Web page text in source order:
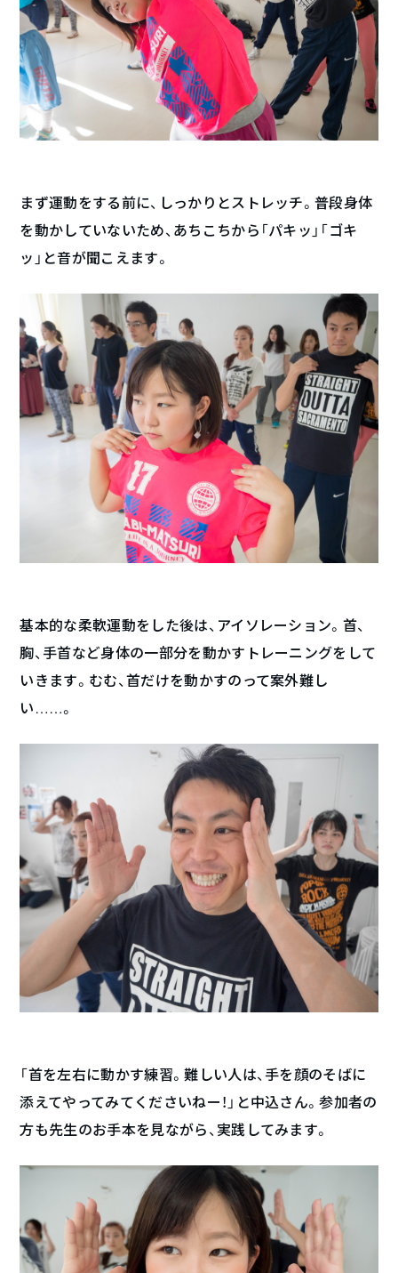
まず運動をする前に、しっかりとストレッチ。普段身体
を動かしていないため、あちこちから「パキッ」「ゴキ
ッ」と音が聞こえます。
基本的な柔軟運動をした後は、アイソレーション。首、
胸、手首など身体の一部分を動かすトレーニングをして
いきます。むむ、首だけを動かすのって案外難し
い……。
「首を左右に動かす練習。難しい人は、手を顔のそばに
添えてやってみてくださいねー！」と中込さん。参加者の
方も先生のお手本を見ながら、実践してみます。